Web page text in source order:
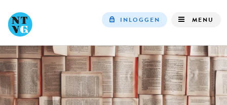
navigation
INLOGGEN MENU